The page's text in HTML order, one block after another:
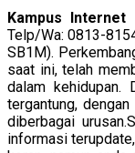
Kampus
Telp/Wa: 0813-
SB1M).
saat ini, telah
dalam kehidupan.
tergantung,
diberbagai
informasi